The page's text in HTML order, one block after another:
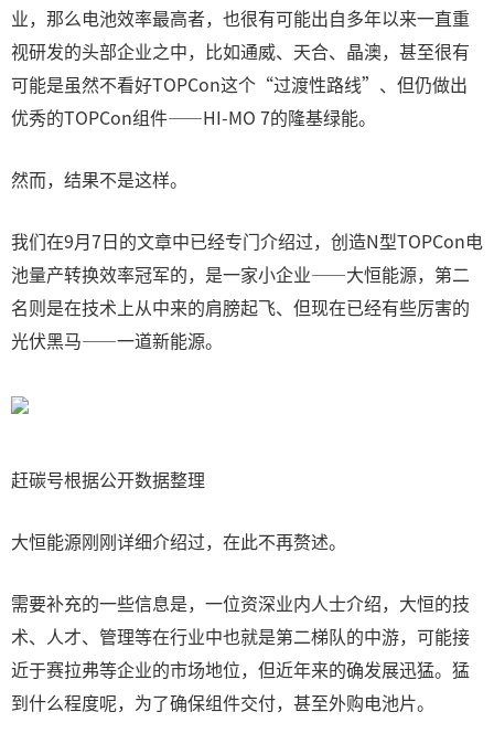
业，那么电池效率最高者，也很有可能出自多年以来一直重
视研发的头部企业之中，比如通威、天合、晶澳，甚至很有
可能是虽然不看好TOPCon这个“过渡性路线”、但仍做出
优秀的TOPCon组件——HI-MO 7的隆基绿能。
然而，结果不是这样。
我们在9月7日的文章中已经专门介绍过，创造N型TOPCon电
池量产转换效率冠军的，是一家小企业——大恒能源，第二
名则是在技术上从中来的肩膀起飞、但现在已经有些厉害的
光伏黑马——一道新能源。
赶碳号根据公开数据整理
大恒能源刚刚详细介绍过，在此不再赘述。
需要补充的一些信息是，一位资深业内人士介绍，大恒的技
术、人才、管理等在行业中也就是第二梯队的中游，可能接
近于赛拉弗等企业的市场地位，但近年来的确发展迅猛。猛
到什么程度呢，为了确保组件交付，甚至外购电池片。